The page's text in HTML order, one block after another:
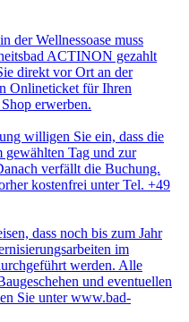
der Wellnessoase muss
ACTINON gezahlt
direkt vor Ort an der
Onlineticket für Ihren
erwerben.
willigen Sie ein, dass die
gewählten Tag und zur
verfällt die Buchung.
kostenfrei unter Tel. +49
dass noch bis zum Jahr
im
werden. Alle
und eventuellen
Sie unter www.bad-